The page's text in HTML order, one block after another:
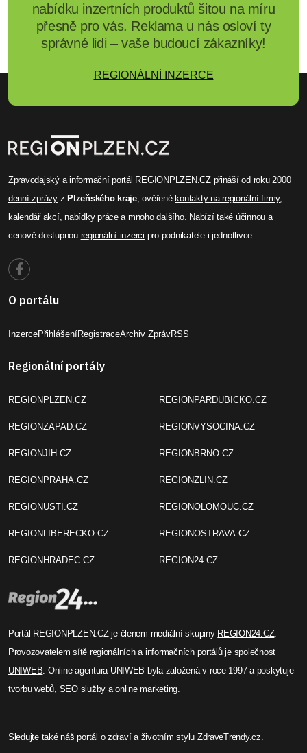
nabídku inzertních produktů šitou na míru
přesně pro vás. Reklama u nás osloví ty
správné lidi – vaše budoucí zákazníky!
REGIONÁLNÍ INZERCE
Zpravodajský a informační portál REGIONPLZEN.CZ přináší od roku 2000
denní zprávyzPlzeňského kraje, ověřenékontakty na regionální firmy,
kalendář akcí,nabídky prácea mnoho dalšího. Nabízí také účinnou a
cenově dostupnou regionální inzerci pro podnikatele i jednotlivce.
O portálu
InzercePřihlášeníRegistraceArchiv ZprávRSS
Regionální portály
REGIONPLZEN.CZ
REGIONZAPAD.CZ
REGIONJIH.CZ
REGIONPRAHA.CZ
REGIONUSTI.CZ
REGIONLIBERECKO.CZ
REGIONHRADEC.CZ
REGIONPARDUBICKO.CZ
REGIONVYSOCINA.CZ
REGIONBRNO.CZ
REGIONZLIN.CZ
REGIONOLOMOUC.CZ
REGIONOSTRAVA.CZ
REGION24.CZ
Portál REGIONPLZEN.CZ je členem mediální skupiny REGION24.CZ.
Provozovatelem sítě regionálních a informačních portálů je společnost
UNIWEB . Online agentura UNIWEB byla založená v roce 1997 a poskytuje
tvorbu webů, SEO služby a online marketing.
Sledujte také nášportál o zdravía životním stylu ZdraveTrendy.cz